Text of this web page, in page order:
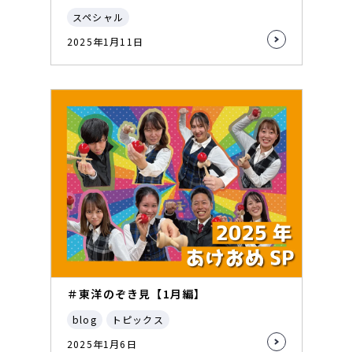
スペシャル
2025年1月11日
＃東洋のぞき見【1月編】
blog
トピックス
2025年1月6日